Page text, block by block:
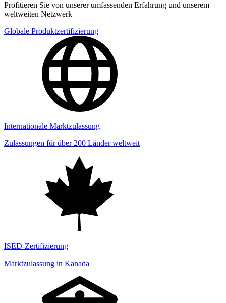
Profitieren Sie von unserer umfassenden Erfahrung und unserem
weltweiten Netzwerk
Globale Produktzertifizierung
Internationale Marktzulassung
Zulassungen für über 200 Länder weltweit
ISED-Zertifizierung
Marktzulassung in Kanada